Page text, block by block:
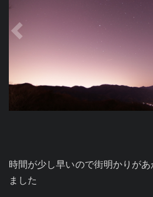
時間が少し早いので街明かりが
ました